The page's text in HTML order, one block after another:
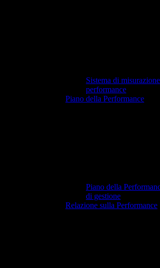
Sistema di
performance
Piano della Performance
Piano della
di gestione
Relazione sulla Performance